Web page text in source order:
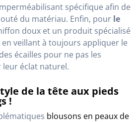
spécifique afin de
du matériau. Enfin, pour le
doux et un produit spécialisé
veillant à toujours appliquer le
écailles pour ne pas les
éclat naturel.
de la tête aux pieds
!
blousons en peaux de